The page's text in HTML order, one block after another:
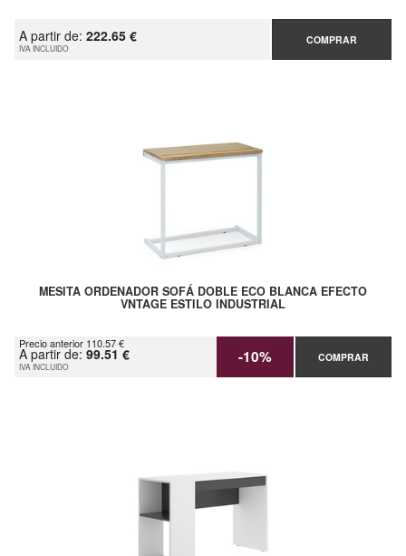
A partir de: 222.65 €
IVA INCLUIDO
COMPRAR
MESITA ORDENADOR SOFÁ DOBLE ECO BLANCA EFECTO
VNTAGE ESTILO INDUSTRIAL
Precio anterior 110.57 €
A partir de: 99.51 €
IVA INCLUIDO -10% COMPRAR